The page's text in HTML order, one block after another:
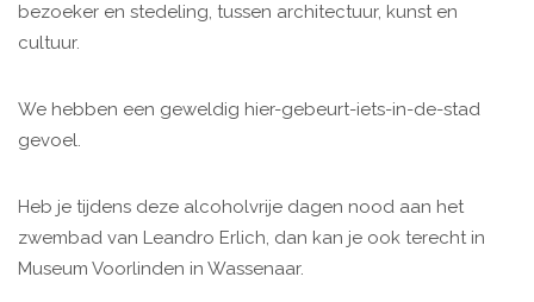
bezoeker en stedeling, tussen architectuur, kunst en
cultuur.
We hebben een geweldig hier-gebeurt-iets-in-de-stad
gevoel.
Heb je tijdens deze alcoholvrije dagen nood aan het
zwembad van Leandro Erlich, dan kan je ook terecht in
Museum Voorlinden in Wassenaar.